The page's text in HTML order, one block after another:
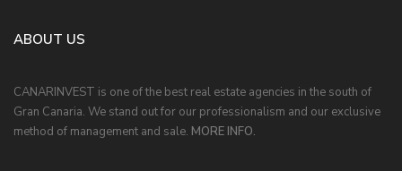
ABOUT US
CANARINVEST is one of the best real estate agencies in the south of
Gran Canaria. We stand out for our professionalism and our exclusive
method of management and sale. MORE INFO.